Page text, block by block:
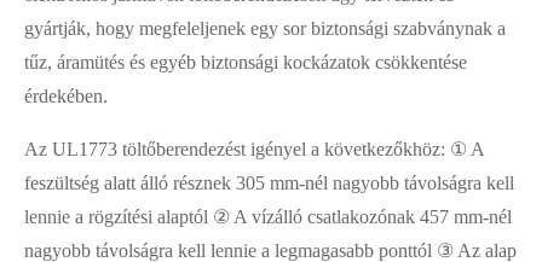
gyártják, hogy megfeleljenek egy sor biztonsági szabványnak a
tűz, áramütés és egyéb biztonsági kockázatok csökkentése
érdekében.
Az UL1773 töltőberendezést igényel a következőkhöz: ① A
feszültség alatt álló résznek 305 mm-nél nagyobb távolságra kell
lennie a rögzítési alaptól ② A vízálló csatlakozónak 457 mm-nél
nagyobb távolságra kell lennie a legmagasabb ponttól ③ Az alap